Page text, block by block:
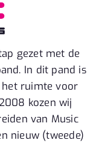
gezet met de
In dit pand is
het ruimte voor
kozen wij
van Music
nieuw (tweede)